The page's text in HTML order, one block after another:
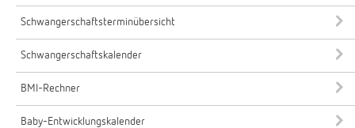
Schwangerschaftsterminübersicht
Schwangerschaftskalender
BMI-Rechner
Baby-Entwicklungskalender